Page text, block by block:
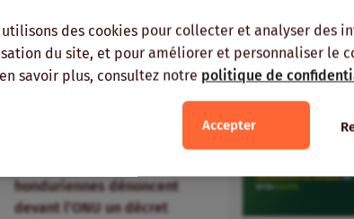
utilisons des cookies pour collecter et analyser des
du site, et pour améliorer et personnaliser le
savoir plus, consultez notre politique de
Accepter
honduriennes dénoncent
devant l’ONU un décret